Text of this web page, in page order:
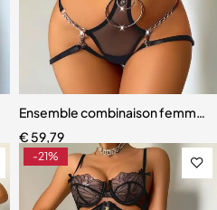
– Satin bleu ardoise et dentelle à
Ensemble combinaison femme
€ 59,79
-21%